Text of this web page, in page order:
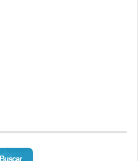
Buscar